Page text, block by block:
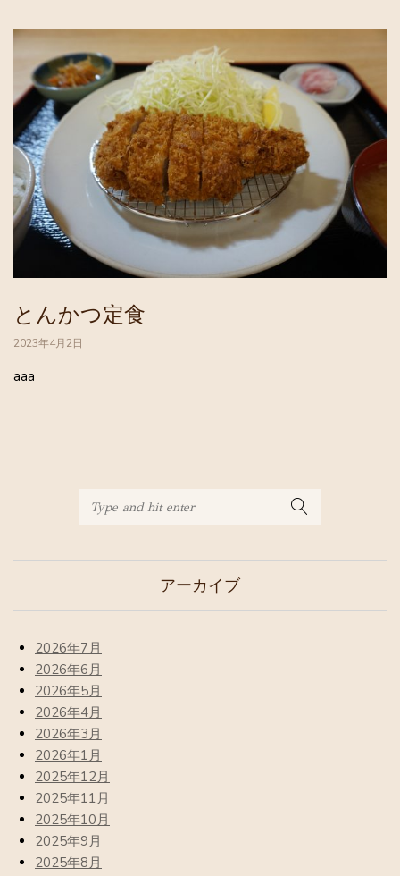
とんかつ定食
2023年4月2日
aaa
アーカイブ
2026年7月
2026年6月
2026年5月
2026年4月
2026年3月
2026年1月
2025年12月
2025年11月
2025年10月
2025年9月
2025年8月